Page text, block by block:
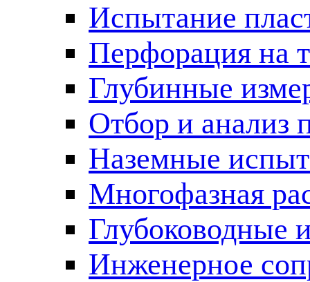
Испытание
Перфорация на
Глубинные
Отбор и анализ
Наземные
Многофазная
Глубоководные
Инженерное